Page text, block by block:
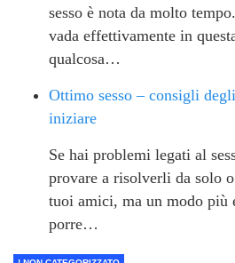
sesso è nota da molto
vada effettivamente in
qualcosa…
Ottimo sesso – consigli
iniziare
Se hai problemi legati al
provare a risolverli da solo
tuoi amici, ma un modo più
porre…